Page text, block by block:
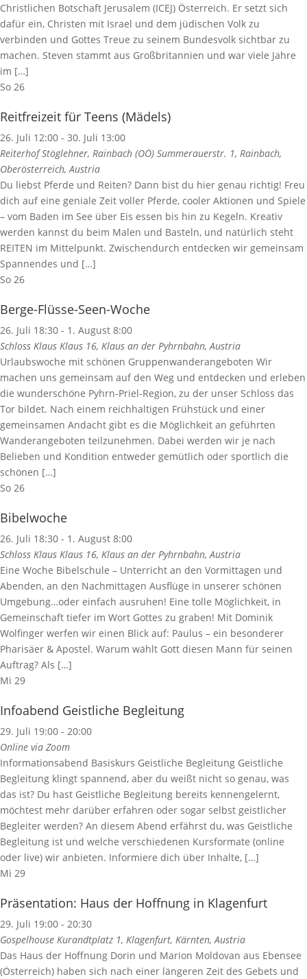
Christlichen Botschaft Jerusalem (ICEJ) Österreich. Er setzt sich
dafür ein, Christen mit Israel und dem jüdischen Volk zu
verbinden und Gottes Treue zu seinem Bundesvolk sichtbar zu
machen. Steven stammt aus Großbritannien und war viele Jahre
im […]
So 26
Reitfreizeit für Teens (Mädels)
26. Juli 12:00 - 30. Juli 13:00
Reiterhof Stöglehner, Rainbach (OÖ) Summerauerstr. 1, Rainbach,
Oberösterreich, Austria
Du liebst Pferde und Reiten? Dann bist du hier genau richtig! Freu
dich auf eine geniale Zeit voller Pferde, cooler Aktionen und Spiele
– vom Baden im See über Eis essen bis hin zu Kegeln. Kreativ
werden kannst du beim Malen und Basteln, und natürlich steht
REITEN im Mittelpunkt. Zwischendurch entdecken wir gemeinsam
Spannendes und […]
So 26
Berge-Flüsse-Seen-Woche
26. Juli 18:30 - 1. August 8:00
Schloss Klaus Klaus 16, Klaus an der Pyhrnbahn, Austria
Urlaubswoche mit schönen Gruppenwanderangeboten Wir
machen uns gemeinsam auf den Weg und entdecken und erleben
die wunderschöne Pyhrn-Priel-Region, zu der unser Schloss das
Tor bildet. Nach einem reichhaltigen Frühstück und einer
gemeinsamen Andacht gibt es die Möglichkeit an geführten
Wanderangeboten teilzunehmen. Dabei werden wir je nach
Belieben und Kondition entweder gemütlich oder sportlich die
schönen […]
So 26
Bibelwoche
26. Juli 18:30 - 1. August 8:00
Schloss Klaus Klaus 16, Klaus an der Pyhrnbahn, Austria
Eine Woche Bibelschule – Unterricht an den Vormittagen und
Abenden, an den Nachmittagen Ausflüge in unserer schönen
Umgebung…oder einfach ausruhen! Eine tolle Möglichkeit, in
Gemeinschaft tiefer im Wort Gottes zu graben! Mit Dominik
Wolfinger werfen wir einen Blick auf: Paulus – ein besonderer
Pharisäer & Apostel. Warum wählt Gott diesen Mann für seinen
Auftrag? Als […]
Mi 29
Infoabend Geistliche Begleitung
29. Juli 19:00 - 20:00
Online via Zoom
Informationsabend Basiskurs Geistliche Begleitung Geistliche
Begleitung klingt spannend, aber du weißt nicht so genau, was
das ist? Du hast Geistliche Begleitung bereits kennengelernt,
möchtest mehr darüber erfahren oder sogar selbst geistlicher
Begleiter werden? An diesem Abend erfährst du, was Geistliche
Begleitung ist und welche verschiedenen Kursformate (online
oder live) wir anbieten. Informiere dich über Inhalte, […]
Mi 29
Präsentation: Haus der Hoffnung in Klagenfurt
29. Juli 19:00 - 20:30
Gospelhouse Kurandtplatz 1, Klagenfurt, Kärnten, Austria
Das Haus der Hoffnung Dorin und Marion Moldovan aus Ebensee
(Österreich) haben sich nach einer längeren Zeit des Gebets und